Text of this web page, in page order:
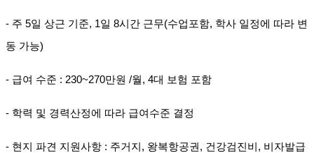
- 주 5일 상근 기준, 1일 8시간 근무(수업포함, 학사 일정에 따라 변
동 가능)
- 급여 수준 : 230~270만원 /월, 4대 보험 포함
- 학력 및 경력산정에 따라 급여수준 결정
- 현지 파견 지원사항 : 주거지, 왕복항공권, 건강검진비, 비자발급